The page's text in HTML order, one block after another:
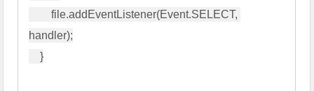
        file.addEventListener(Event.SELECT,
handler);
    }